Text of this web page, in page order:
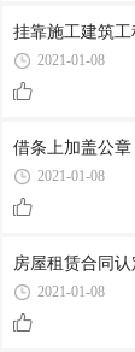
挂靠施工建筑
2021-01-08
借条上加盖公
2021-01-08
房屋租赁合同
2021-01-08